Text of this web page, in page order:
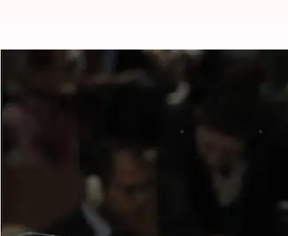
செப்டம்பர் 21
பொதுச் சபையில்
Sep 18, 2024
செய்தி முன்னோட்டம்
நான்காவது